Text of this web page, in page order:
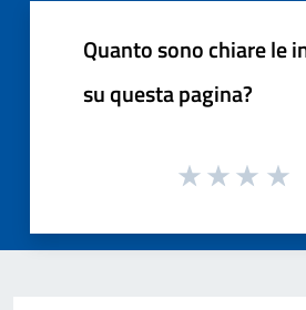
Quanto sono chiare le
su questa pagina?